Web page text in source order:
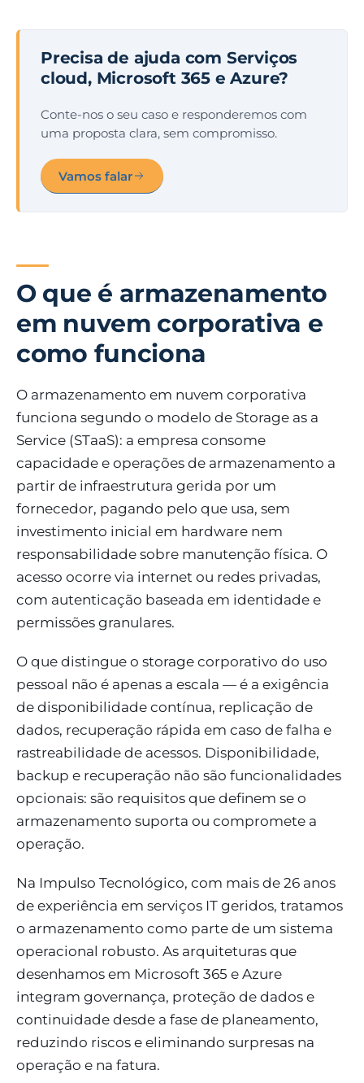
Precisa de ajuda com Serviços
cloud, Microsoft 365 e Azure?
Conte-nos o seu caso e responderemos com
uma proposta clara, sem compromisso.
Vamos falar
O que é armazenamento
em nuvem corporativa e
como funciona
O armazenamento em nuvem corporativa
funciona segundo o modelo de Storage as a
Service (STaaS): a empresa consome
capacidade e operações de armazenamento a
partir de infraestrutura gerida por um
fornecedor, pagando pelo que usa, sem
investimento inicial em hardware nem
responsabilidade sobre manutenção física. O
acesso ocorre via internet ou redes privadas,
com autenticação baseada em identidade e
permissões granulares.
O que distingue o storage corporativo do uso
pessoal não é apenas a escala — é a exigência
de disponibilidade contínua, replicação de
dados, recuperação rápida em caso de falha e
rastreabilidade de acessos. Disponibilidade,
backup e recuperação não são funcionalidades
opcionais: são requisitos que definem se o
armazenamento suporta ou compromete a
operação.
Na Impulso Tecnológico, com mais de 26 anos
de experiência em serviços IT geridos, tratamos
o armazenamento como parte de um sistema
operacional robusto. As arquiteturas que
desenhamos em Microsoft 365 e Azure
integram governança, proteção de dados e
continuidade desde a fase de planeamento,
reduzindo riscos e eliminando surpresas na
operação e na fatura.